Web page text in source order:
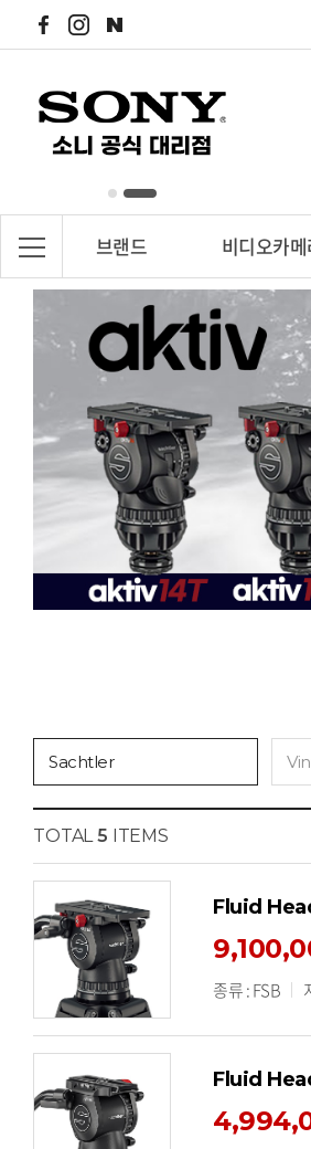
브랜드 비디오카
Sachtler
TOTAL5 ITEMS
Fluid
종류 : FSB
Fluid